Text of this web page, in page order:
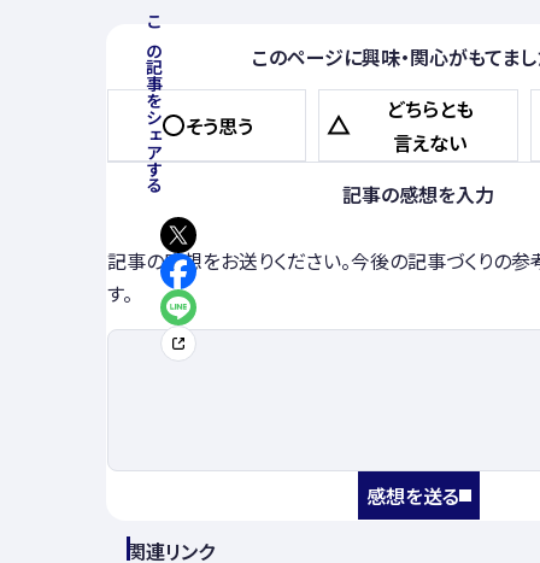
この記事をシェアする このページに興味・関心がもてまし
そう思う
どちらとも
言えない
記事の感想を入力
記事の感想をお送りください。今後の記事づくりの
す。
感想を送る
関連リンク